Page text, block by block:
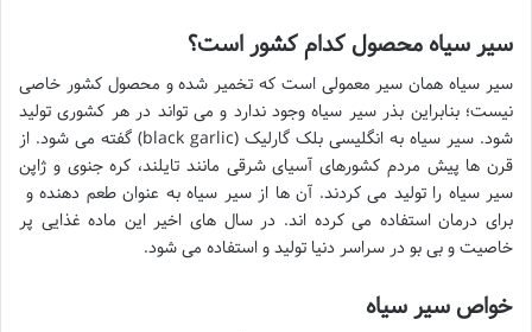
سیر سیاه محصول کدام کشور است؟
سیر سیاه همان سیر معمولی است که تخمیر شده و محصول کشور خاصی
نیست؛ بنابراین بذر سیر سیاه وجود ندارد و می تواند در هر کشوری تولید
شود. سیر سیاه به انگلیسی بلک گارلیک (black garlic) گفته می شود. از
قرن ها پیش مردم کشورهای آسیای شرقی مانند تایلند، کره جنوی و ژاپن
سیر سیاه را تولید می کردند. آن ها از سیر سیاه به عنوان طعم دهنده و
برای درمان استفاده می کرده اند. در سال های اخیر این ماده غذایی پر
خاصیت و بی بو در سراسر دنیا تولید و استفاده می شود.
خواص سیر سیاه